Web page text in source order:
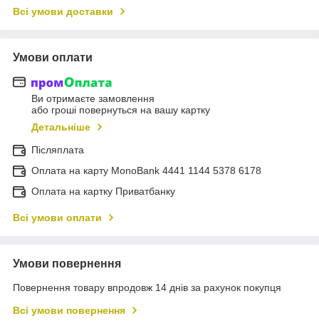
Всі умови доставки
Умови оплати
Ви отримаєте замовлення
або гроші повернуться на вашу картку
Детальніше
Післяплата
Оплата на карту MonoBank 4441 1144 5378 6178
Оплата на картку Приватбанку
Всі умови оплати
Умови повернення
Повернення товару впродовж 14 днів за рахунок покупця
Всі умови повернення